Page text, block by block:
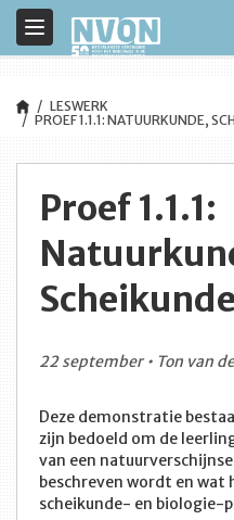
Toggle
navigation
LESWERK
PROEF 1.1.1: NATUURKUNDE,
Proef 1.1.1:
22 september • Ton van
Deze demonstratie
zijn bedoeld om de
van een
beschreven wordt en wat
scheikunde- en biologie-